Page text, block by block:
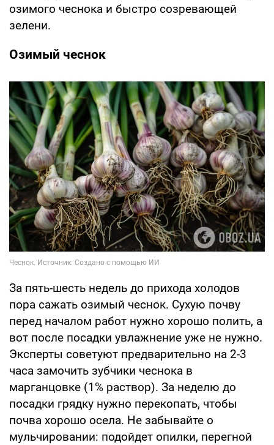
озимого чеснока и быстро созревающей
зелени.
Озимый чеснок
За пять-шесть недель до прихода холодов
пора сажать озимый чеснок. Сухую почву
перед началом работ нужно хорошо полить, а
вот после посадки увлажнение уже не нужно.
Эксперты советуют предварительно на 2-3
часа замочить зубчики чеснока в
марганцовке (1% раствор). За неделю до
посадки грядку нужно перекопать, чтобы
почва хорошо осела. Не забывайте о
мульчировании: подойдет опилки, перегной